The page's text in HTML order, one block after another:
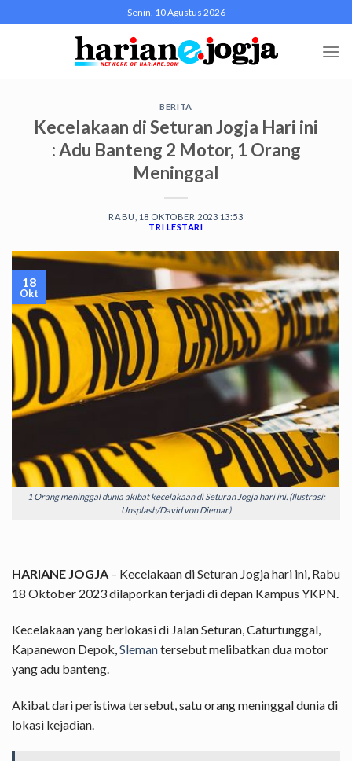
to
Senin, 10 Agustus 2026
BERITA
Kecelakaan di Seturan Jogja Hari ini
: Adu Banteng 2 Motor, 1 Orang
Meninggal
RABU, 18 OKTOBER 2023 13:53
TRI LESTARI
1 Orang meninggal dunia akibat kecelakaan di Seturan Jogja hari ini. (Ilustrasi:
Unsplash/David von Diemar)
18
Okt
HARIANE JOGJA – Kecelakaan di Seturan Jogja hari ini, Rabu
18 Oktober 2023 dilaporkan terjadi di depan Kampus YKPN.
Kecelakaan yang berlokasi di Jalan Seturan, Caturtunggal,
Kapanewon Depok,Slemantersebut melibatkan dua motor
yang adu banteng.
Akibat dari peristiwa tersebut, satu orang meninggal dunia di
lokasi kejadian.